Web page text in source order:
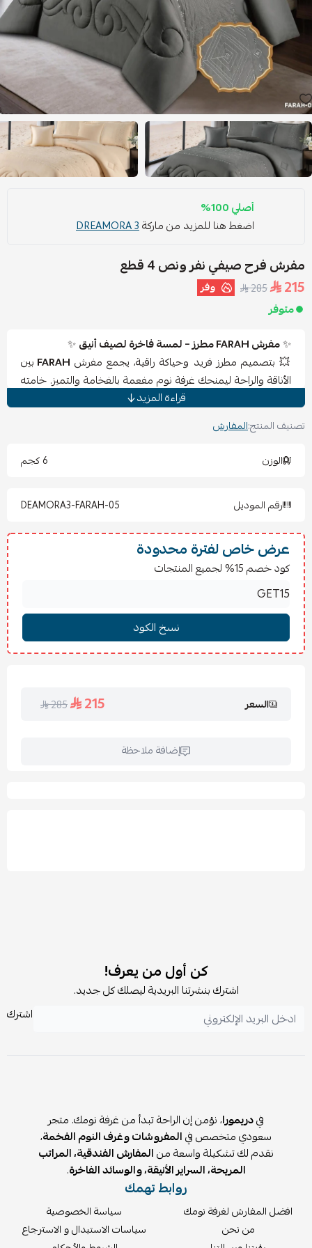
أصلي 100%
اضغط هنا للمزيد من ماركةDREAMORA 3
مفرش فرح صيفي نفر ونص 4 قطع
215
285 وفر
متوفر
✨مفرش FARAH مطرز – لمسة فاخرة لصيف أنيق
✨
💥 بتصميم مطرز فريد وحياكة راقية، يجمع مفرش FARAH بين
الأناقة والراحة ليمنحك غرفة نوم مفعمة بالفخامة والتميز. خامته
الناعمة تعكس جودة عالية وتضفي لمسة ملكية على سريرك، مما
المكونات (4 قطع):
🛏 1 لحاف دافئ – مقاس 160×210 سم
🛏 1 تلبيس مخدة – مقاس 80×50 سم
المميزات:
خامة مريحة وناعمة بملمس فاخر.
ألوان عصرية تناسب جميع الأذواق.
شرشف مغاط يغطي المرتبة بإحكام.
عملي وسهل الاستخدام يوميًا.
يُمنع استخدام الكلور للحفاظ على الألوان.
يمكن الكي بدرجة منخفضة.
قراءة المزيد
تصنيف المنتج:المفارش
الوزن
6 كجم
رقم الموديل DEAMORA3-FARAH-05
عرض خاص لفترة محدودة
كود خصم 15% لجميع المنتجات
السعر 215
285
إضافة ملاحظة
كن أول من يعرف!
اشترك بنشرتنا البريدية ليصلك كل جديد.
اشترك
فيدريمورا، نؤمن إن الراحة تبدأ من غرفة نومك. متجر
سعودي متخصص فيالمفروشات وغرف النوم الفخمة،
نقدم لك تشكيلة واسعة منالمفارش الفندقية، المراتب
المريحة، السراير الأنيقة، والوسائد الفاخرة.
روابط تهمك
افضل المفارش لغرفة نومك
من نحن
سياسة الخصوصية
سياسات الاستبدال و الاسترجاع